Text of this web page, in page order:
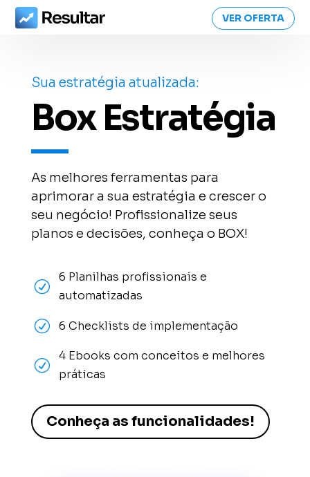
VER OFERTA
Sua estratégia atualizada:
Box Estratégia
As melhores ferramentas para
aprimorar a sua estratégia e crescer o
seu negócio! Profissionalize seus
planos e decisões, conheça o BOX!
R
6 Planilhas profissionais e
automatizadas
R 6 Checklists de implementação
R
4 Ebooks com conceitos e melhores
práticas
Conheça as funcionalidades!